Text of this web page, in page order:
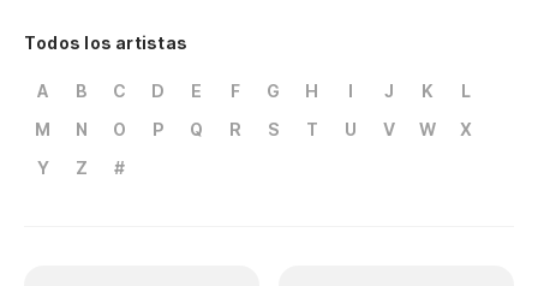
Todos los artistas
A B C D E F G H I J K
L
M
N O P Q R S T U V W
X
Y
Z #